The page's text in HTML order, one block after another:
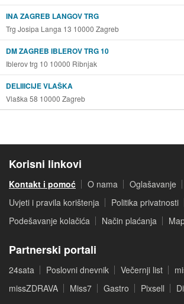
INA ZAGREB LANGOV TRG
Trg Josipa Langa 13 10000 Zagreb
DM ZAGREB IBLEROV TRG 10
Iblerov trg 10 10000 Ribnjak
DELIIICIJE VLAŠKA
Vlaška 58 10000 Zagreb
Korisni linkovi
Kontakt i pomoć O nama
Oglašavanje
Uvjeti i pravila korištenja
Politika privatnosti
Podešavanje kolačića
Način plaćanja
Partnerski portali
24sata Poslovni dnevnik Večernji list
missZDRAVA
Miss7 Gastro Pixsell